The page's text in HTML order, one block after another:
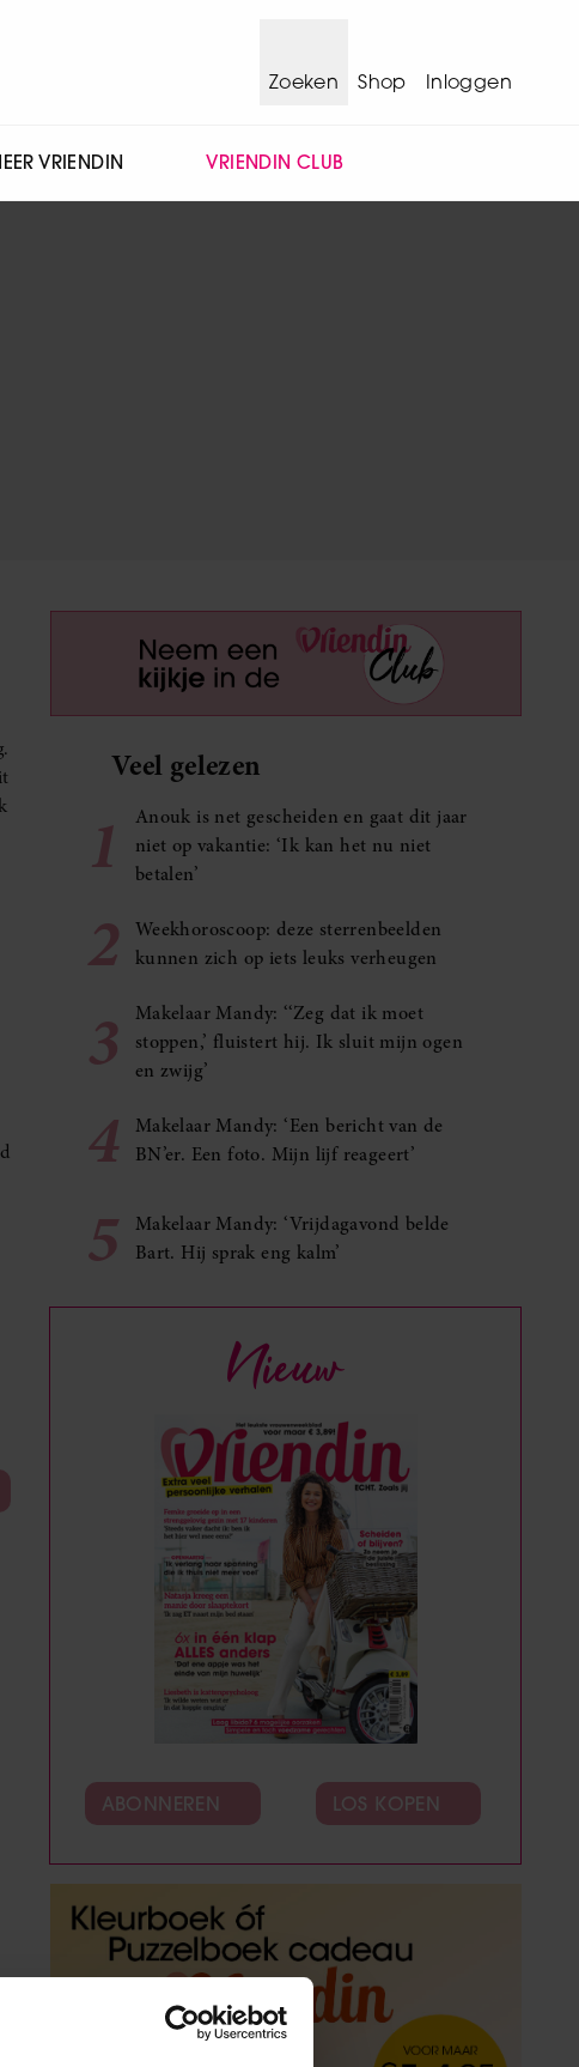
Zoeken
Shop Inloggen
VRIENDIN VRIENDIN CLUB
Veel gelezen
1
Anouk is net gescheiden en gaat dit jaar
niet op vakantie: ‘Ik kan het nu niet
betalen’
2
Weekhoroscoop: deze sterrenbeelden
kunnen zich op iets leuks verheugen
3
Makelaar Mandy: ‘‘Zeg dat ik moet
stoppen,’ fluistert hij. Ik sluit mijn ogen
en zwijg’
4
Makelaar Mandy: ‘Een bericht van de
BN’er. Een foto. Mijn lijf reageert’
5
Makelaar Mandy: ‘Vrijdagavond belde
Bart. Hij sprak eng kalm’
Nieuw
ABONNEREN LOS KOPEN